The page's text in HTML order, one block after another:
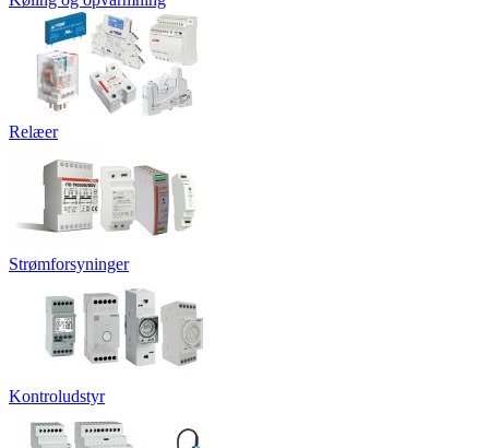
Relæer
Strømforsyninger
Kontroludstyr